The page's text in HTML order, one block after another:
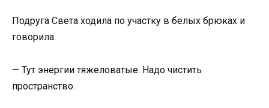
Подруга Света ходила по участку в белых брюках и
говорила:
— Тут энергии тяжеловатые. Надо чистить
пространство.